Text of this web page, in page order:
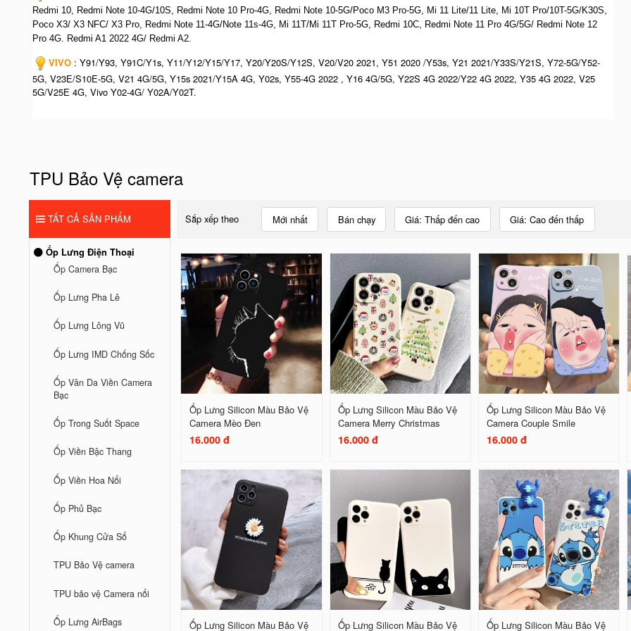
Redmi 10, Redmi Note 10-4G/10S, Redmi Note 10 Pro-4G, Redmi Note 10-5G/Poco M3 Pro-5G, Mi 11 Lite/11 Lite, Mi 10T Pro/10T-5G/K30S,
Poco X3/ X3 NFC/ X3 Pro, Redmi Note 11-4G/Note 11s-4G, Mi 11T/Mi 11T Pro-5G, Redmi 10C, Redmi Note 11 Pro 4G/5G/ Redmi Note 12
Pro 4G. Redmi A1 2022 4G/ Redmi A2.
VIVO : Y91/Y93, Y91C/Y1s, Y11/Y12/Y15/Y17, Y20/Y20S/Y12S, V20/V20 2021, Y51 2020 /Y53s, Y21 2021/Y33S/Y21S, Y72-5G/Y52-
5G, V23E/S10E-5G, V21 4G/5G, Y15s 2021/Y15A 4G, Y02s, Y55-4G 2022 , Y16 4G/5G, Y22S 4G 2022/Y22 4G 2022, Y35 4G 2022, V25
5G/V25E 4G, Vivo Y02-4G/ Y02A/Y02T.
TPU Bảo Vệ camera
TẤT CẢ SẢN PHẨM
Ốp Lưng Điện Thoại
Ốp Camera Bạc
Ốp Lưng Pha Lê
Ốp Lưng Lông Vũ
Ốp Lưng IMD Chống Sốc
Ốp Vân Da Viền Camera
Bạc
Ốp Trong Suốt Space
Ốp Viền Bậc Thang
Ốp Viền Hoa Nổi
Ốp Phủ Bạc
Ốp Khung Cửa Sổ
TPU Bảo Vệ camera
TPU bảo vệ Camera nổi
Ốp Lưng AirBags
Sắp xếp theo Mới nhất Bán chạy Giá: Thấp đến cao Giá: Cao đến thấp
Ốp Lưng Silicon Màu Bảo Vệ
Camera Mèo Đen
16.000 đ
Ốp Lưng Silicon Màu Bảo Vệ
Camera Merry Christmas
16.000 đ
Ốp Lưng Silicon Màu Bảo Vệ
Camera Couple Smile
16.000 đ
Ốp Lưng Silicon Màu Bảo Vệ Ốp Lưng Silicon Màu Bảo Vệ Ốp Lưng Silicon Màu Bảo Vệ